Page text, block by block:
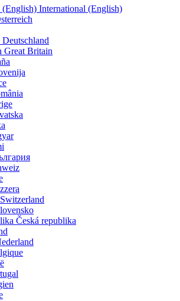
International (English)
Deutschland
Great Britain
Switzerland
Česká republika